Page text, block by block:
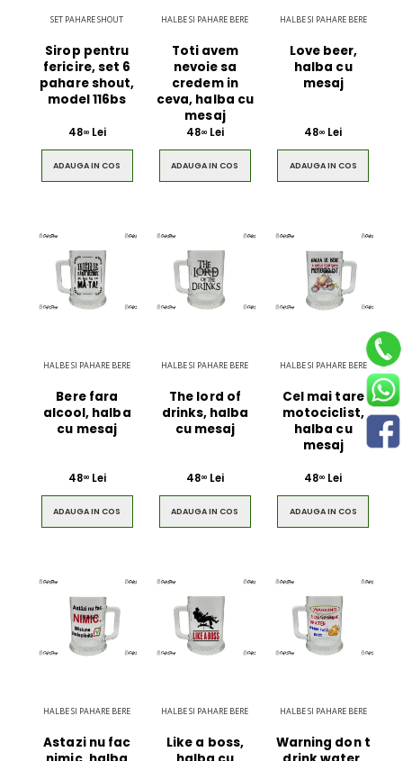
SET PAHARE SHOUT
Sirop pentru
fericire, set 6
pahare shout,
model 116bs
4800Lei
ADAUGA IN COS
HALBE SI PAHARE BERE
Toti avem
nevoie sa
credem in
ceva, halba cu
mesaj
4800Lei
ADAUGA IN COS
HALBE SI PAHARE BERE
Love beer,
halba cu
mesaj
4800 Lei
ADAUGA IN COS
HALBE SI PAHARE BERE
Bere fara
alcool, halba
cu mesaj
4800Lei
ADAUGA IN COS
HALBE SI PAHARE BERE
The lord of
drinks, halba
cu mesaj
4800Lei
ADAUGA IN COS
HALBE SI PAHARE BERE
Cel mai tare
motociclist,
halba cu
mesaj
4800 Lei
ADAUGA IN COS
HALBE SI PAHARE BERE
Astazi nu fac
HALBE SI PAHARE BERE
Like a boss,
HALBE SI PAHARE BERE
Warning don t